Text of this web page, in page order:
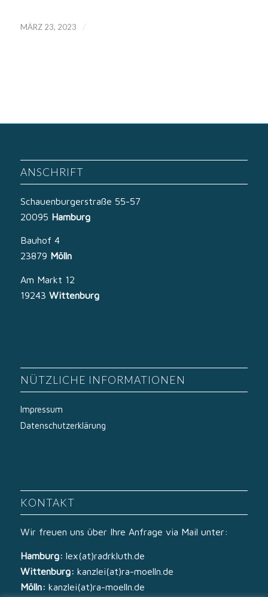
MÄRZ 23, 2023 /
ANSCHRIFT
Schauenburgerstraße 55-57
20095 Hamburg
Bauhof 4
23879 Mölln
Am Markt 12
19243 Wittenburg
NÜTZLICHE INFORMATIONEN
Impressum
Datenschutzerklärung
KONTAKT
Wir freuen uns über Ihre Anfrage via Mail unter:
Hamburg: lex(at)radrkluth.de
Wittenburg: kanzlei(at)ra-moelln.de
Mölln: kanzlei(at)ra-moelln.de